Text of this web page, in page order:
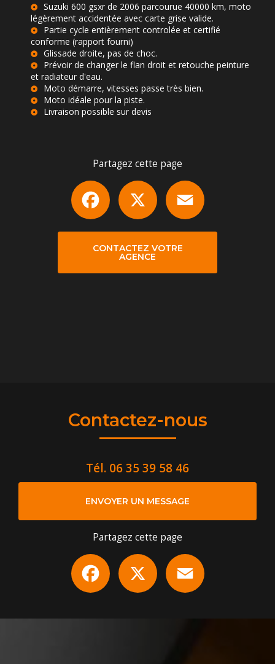
Suzuki 600 gsxr de 2006 parcourue 40000 km, moto
légèrement accidentée avec carte grise valide.
Partie cycle entièrement controlée et certifié
conforme (rapport fourni)
Glissade droite, pas de choc.
Prévoir de changer le flan droit et retouche peinture
et radiateur d'eau.
Moto démarre, vitesses passe très bien.
Moto idéale pour la piste.
Livraison possible sur devis
Partagez cette page
Facebook
CONTACTEZ VOTRE
AGENCE
Contactez-nous
Tél. 06 35 39 58 46
ENVOYER UN MESSAGE
Partagez cette page
Facebook